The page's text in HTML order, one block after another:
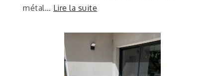
métal… Lire la suite